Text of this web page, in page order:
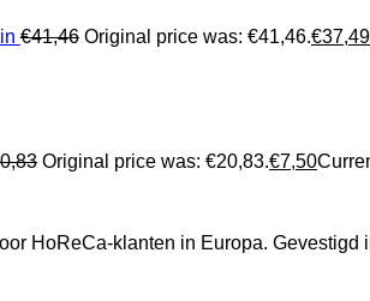
€41,46 Original price was: €41,46.€37,49
Original price was: €20,83.€7,50
HoReCa-klanten in Europa. Gevestigd